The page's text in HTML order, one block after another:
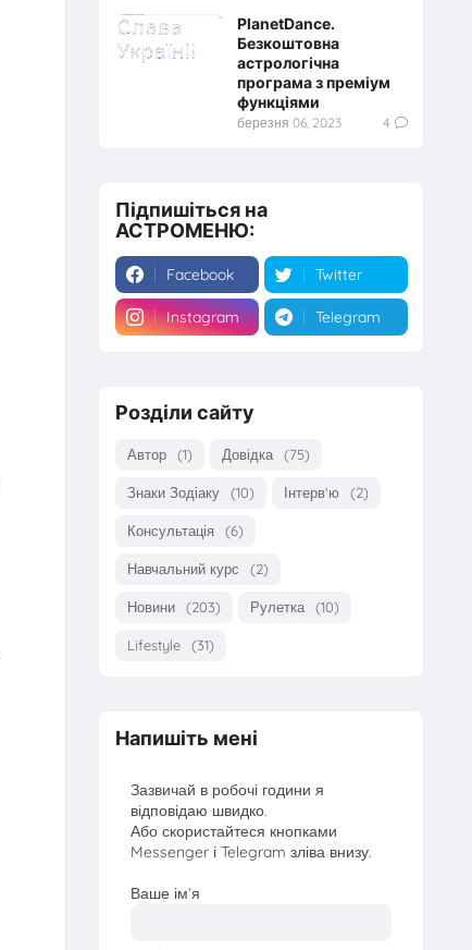
PlanetDance.
Безкоштовна
астрологічна
програма з преміум
функціями
березня 06, 2023 4
Підпишіться на
АСТРОМЕНЮ:
Facebook Twitter
Instagram Telegram
Розділи сайту
Автор (1) Довідка (75)
Знаки Зодіаку (10) Інтерв'ю (2)
Консультація (6)
Навчальний курс (2)
Новини (203) Рулетка (10)
Lifestyle (31)
Напишіть мені
Зазвичай в робочі години я
відповідаю швидко.
Або скористайтеся кнопками
Messenger і Telegram зліва внизу.
Ваше ім’я